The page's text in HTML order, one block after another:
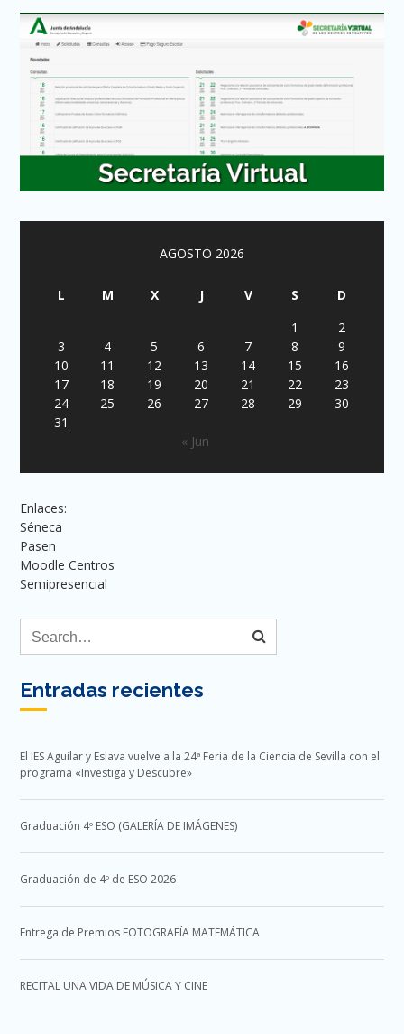
AGOSTO 2026
L M X J V S
D
1
2
3
4 5 6 7 8
9
10
11 12 13 14 15
16
17
18 19 20 21 22
23
24
25 26 27 28 29
30
31
« Jun
Enlaces:
Séneca
Pasen
Moodle Centros
Semipresencial
Entradas recientes
El IES Aguilar y Eslava vuelve a la 24ª Feria de la Ciencia de Sevilla con el
programa «Investiga y Descubre»
Graduación 4º ESO (GALERÍA DE IMÁGENES)
Graduación de 4º de ESO 2026
Entrega de Premios FOTOGRAFÍA MATEMÁTICA
RECITAL UNA VIDA DE MÚSICA Y CINE